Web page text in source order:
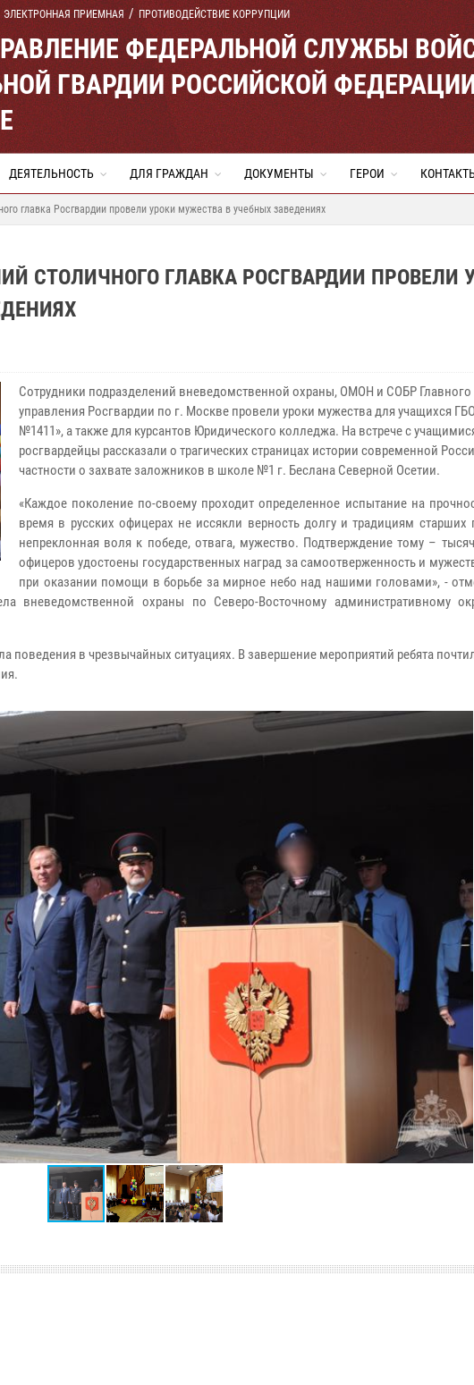
ЭЛЕКТРОННАЯ ПРИЕМНАЯ ПРОТИВОДЕЙСТВИЕ КОРРУПЦИИ
ФЕДЕРАЛЬНОЙ СЛУЖБЫ
ГВАРДИИ РОССИЙСКОЙ
ДЕЯТЕЛЬНОСТЬ ДЛЯ ГРАЖДАН ДОКУМЕНТЫ ГЕРОИ
главка Росгвардии провели уроки мужества в учебных заведениях
СТОЛИЧНОГО ГЛАВКА РОСГВАРДИИ ПРОВЕЛИ
Сотрудники подразделений вневедомственной охраны, ОМОН и СОБР Главного
управления Росгвардии по г. Москве провели уроки мужества для учащихся
№1411», а также для курсантов Юридического колледжа. На встрече с
росгвардейцы рассказали о трагических страницах истории современной
частности о захвате заложников в школе №1 г. Беслана Северной Осетии.
«Каждое поколение по-своему проходит определенное испытание на
время в русских офицерах не иссякли верность долгу и традициям старших
непреклонная воля к победе, отвага, мужество. Подтверждение тому –
офицеров удостоены государственных наград за самоотверженность и
при оказании помощи в борьбе за мирное небо над нашими головами», -
вневедомственной охраны по Северо-Восточному административному
поведения в чрезвычайных ситуациях. В завершение мероприятий ребята